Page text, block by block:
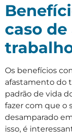
caso
Os benefícios
afastamento do
padrão de vida
fazer com que o
desamparado
isso, é